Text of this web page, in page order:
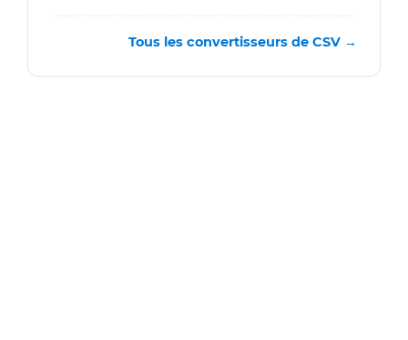
Tous les convertisseurs de CSV →